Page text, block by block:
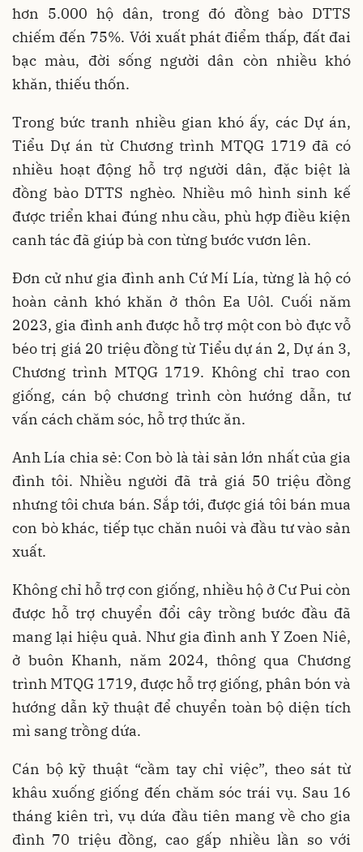
hơn 5.000 hộ dân, trong đó đồng bào DTTS
chiếm đến 75%. Với xuất phát điểm thấp, đất đai
bạc màu, đời sống người dân còn nhiều khó
khăn, thiếu thốn.
Trong bức tranh nhiều gian khó ấy, các Dự án,
Tiểu Dự án từ Chương trình MTQG 1719 đã có
nhiều hoạt động hỗ trợ người dân, đặc biệt là
đồng bào DTTS nghèo. Nhiều mô hình sinh kế
được triển khai đúng nhu cầu, phù hợp điều kiện
canh tác đã giúp bà con từng bước vươn lên.
Đơn cử như gia đình anh Cứ Mí Lía, từng là hộ có
hoàn cảnh khó khăn ở thôn Ea Uôl. Cuối năm
2023, gia đình anh được hỗ trợ một con bò đực vỗ
béo trị giá 20 triệu đồng từ Tiểu dự án 2, Dự án 3,
Chương trình MTQG 1719. Không chỉ trao con
giống, cán bộ chương trình còn hướng dẫn, tư
vấn cách chăm sóc, hỗ trợ thức ăn.
Anh Lía chia sẻ: Con bò là tài sản lớn nhất của gia
đình tôi. Nhiều người đã trả giá 50 triệu đồng
nhưng tôi chưa bán. Sắp tới, được giá tôi bán mua
con bò khác, tiếp tục chăn nuôi và đầu tư vào sản
xuất.
Không chỉ hỗ trợ con giống, nhiều hộ ở Cư Pui còn
được hỗ trợ chuyển đổi cây trồng bước đầu đã
mang lại hiệu quả. Như gia đình anh Y Zoen Niê,
ở buôn Khanh, năm 2024, thông qua Chương
trình MTQG 1719, được hỗ trợ giống, phân bón và
hướng dẫn kỹ thuật để chuyển toàn bộ diện tích
mì sang trồng dứa.
Cán bộ kỹ thuật “cầm tay chỉ việc”, theo sát từ
khâu xuống giống đến chăm sóc trái vụ. Sau 16
tháng kiên trì, vụ dứa đầu tiên mang về cho gia
đình 70 triệu đồng, cao gấp nhiều lần so với